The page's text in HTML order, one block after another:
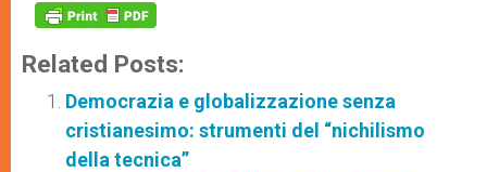
Related Posts:
Democrazia e globalizzazione senza
cristianesimo: strumenti del “nichilismo
della tecnica”